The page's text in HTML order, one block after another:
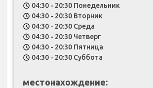
schedule 04:30 - 20:30 Понедельник
schedule 04:30 - 20:30 Вторник
schedule 04:30 - 20:30 Среда
schedule 04:30 - 20:30 Четверг
schedule 04:30 - 20:30 Пятница
schedule 04:30 - 20:30 Суббота
местонахождение: